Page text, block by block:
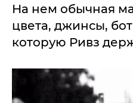
На нем обычная
цвета, джинсы,
которую Ривз